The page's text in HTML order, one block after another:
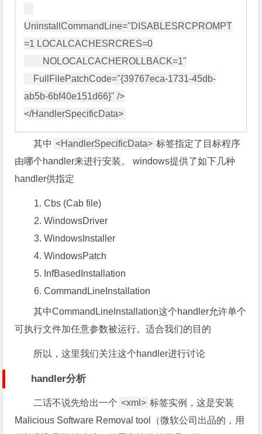
UninstallCommandLine="DISABLESRCPROMPT
=1 LOCALCACHESRCRES=0
ab5b-6bf40e151d66}" />
其中 <HandlerSpecificData> 标签指定了目标程序
由哪个handler来进行安装。 windows提供了如下几种
handler供指定
Cbs (Cab file)
WindowsDriver
WindowsInstaller
WindowsPatch
InfBasedInstallation
CommandLineInstallation
其中CommandLineInstallation这个handler允许单个
可执行文件加任意参数被运行。适合我们的目的
所以，这里我们关注这个handler进行讨论
handler分析
二话不说先给出一个 <xml> 标签实例，这是安装
Malicious Software Removal tool（微软公司出品的，用